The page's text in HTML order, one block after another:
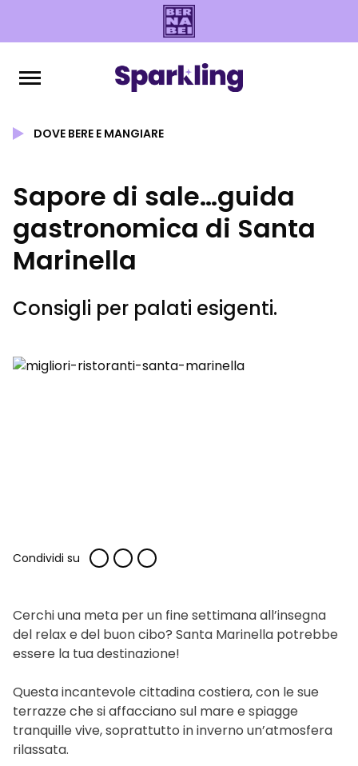
DOVE BERE E MANGIARE
Sapore di sale…guida
gastronomica di Santa
Marinella
Consigli per palati esigenti.
Condividi su
Cerchi una meta per un fine settimana all’insegna
del relax e del buon cibo? Santa Marinella potrebbe
essere la tua destinazione!
Questa incantevole cittadina costiera, con le sue
terrazze che si affacciano sul mare e spiagge
tranquille vive, soprattutto in inverno un’atmosfera
rilassata.